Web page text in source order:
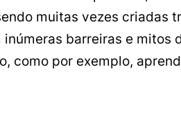
muitas vezes criadas
barreiras e mitos
por exemplo,